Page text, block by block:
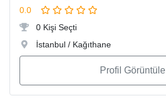
0.0
0 Kişi Seçti
İstanbul / Kağıthane
Profil Görüntüle